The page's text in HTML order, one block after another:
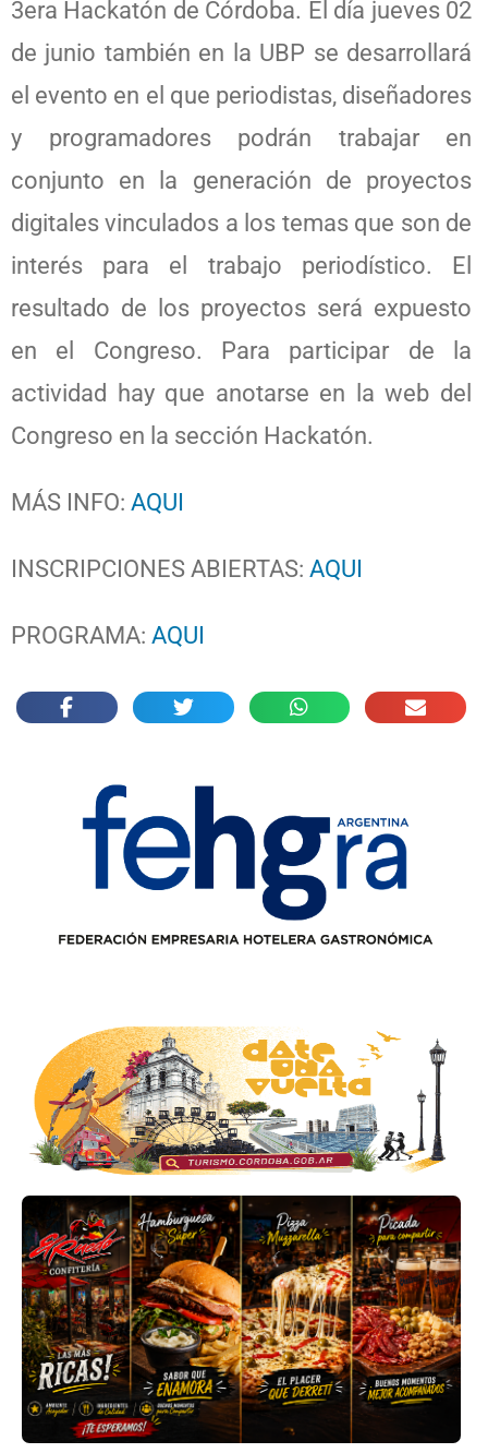
3era Hackatón de Córdoba. El día jueves 02
de junio también en la UBP se desarrollará
el evento en el que periodistas, diseñadores
y programadores podrán trabajar en
conjunto en la generación de proyectos
digitales vinculados a los temas que son de
interés para el trabajo periodístico. El
resultado de los proyectos será expuesto
en el Congreso. Para participar de la
actividad hay que anotarse en la web del
Congreso en la sección Hackatón.
MÁS INFO: AQUI
INSCRIPCIONES ABIERTAS: AQUI
PROGRAMA: AQUI